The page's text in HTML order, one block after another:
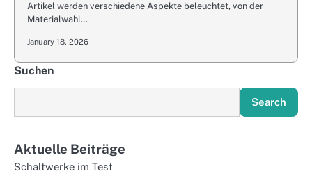
Artikel werden verschiedene Aspekte beleuchtet, von der
Materialwahl…
January 18, 2026
Suchen
Search
Aktuelle Beiträge
Schaltwerke im Test